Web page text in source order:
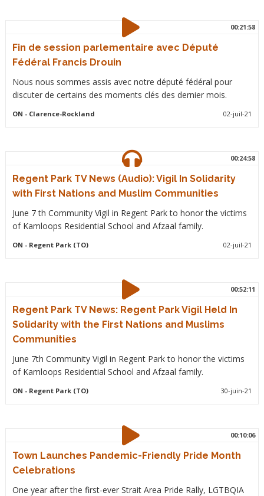
00:21:58
Fin de session parlementaire avec Député
Fédéral Francis Drouin
Nous nous sommes assis avec notre député fédéral pour
discuter de certains des moments clés des dernier mois.
ON - Clarence-Rockland 02-juil-21
00:24:58
Regent Park TV News (Audio): Vigil In Solidarity
with First Nations and Muslim Communities
June 7 th Community Vigil in Regent Park to honor the victims
of Kamloops Residential School and Afzaal family.
ON - Regent Park (TO) 02-juil-21
00:52:11
Regent Park TV News: Regent Park Vigil Held In
Solidarity with the First Nations and Muslims
Communities
June 7th Community Vigil in Regent Park to honor the victims
of Kamloops Residential School and Afzaal family.
ON - Regent Park (TO) 30-juin-21
00:10:06
Town Launches Pandemic-Friendly Pride Month
Celebrations
One year after the first-ever Strait Area Pride Rally, LGTBQIA